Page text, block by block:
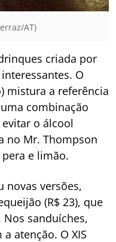
AT)
criada por
O
mistura a referência
combinação
o álcool
no Mr. Thompson
pera e limão.
novas versões,
(R$ 23), que
Nos sanduíches,
atenção. O XIS